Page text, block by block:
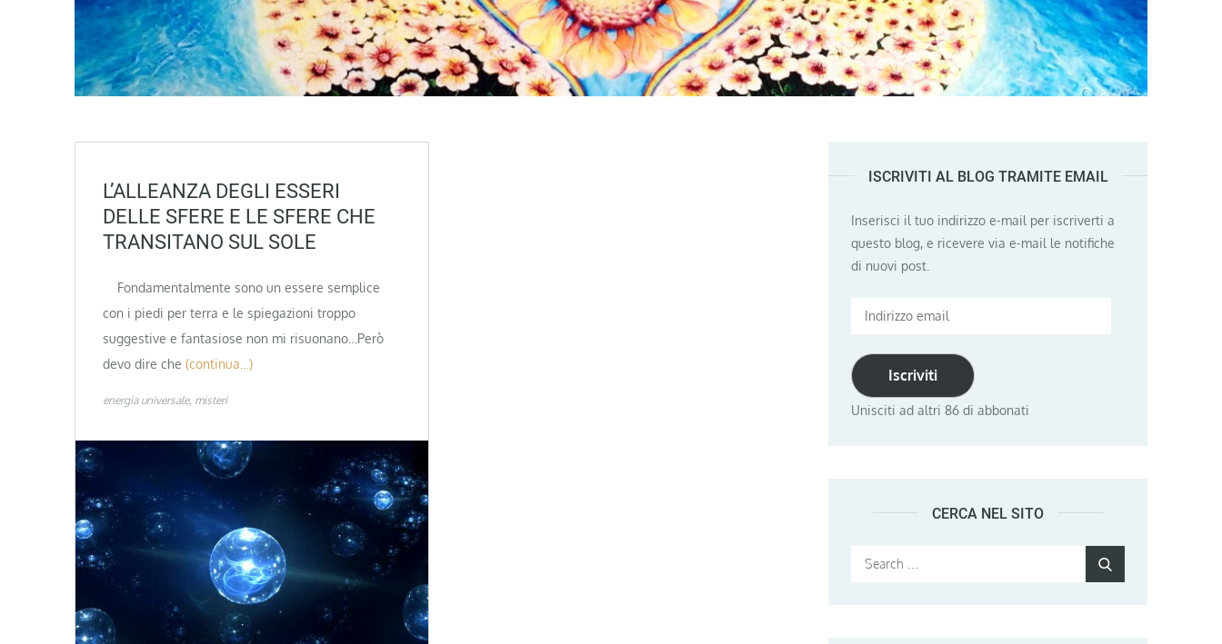
L’ALLEANZA DEGLI ESSERI
DELLE SFERE E LE SFERE CHE
TRANSITANO SUL SOLE
Fondamentalmente sono un essere semplice
con i piedi per terra e le spiegazioni troppo
suggestive e fantasiose non mi risuonano…Però
devo dire che (continua…)
energia universale misteri
ISCRIVITI AL BLOG TRAMITE EMAIL
Inserisci il tuo indirizzo e-mail per iscriverti a
questo blog, e ricevere via e-mail le notifiche
di nuovi post.
Indirizzo
Iscriviti
Unisciti ad altri 86 di abbonati
CERCA NEL SITO
Search